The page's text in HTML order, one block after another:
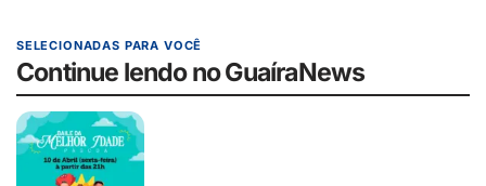
SELECIONADAS PARA VOCÊ
Continue lendo no GuaíraNews